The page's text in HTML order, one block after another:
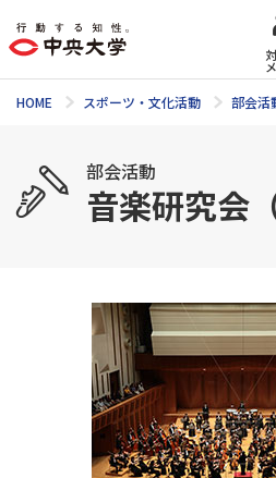
HOME スポーツ・文化活動 部会活
部会活動
音楽研究会